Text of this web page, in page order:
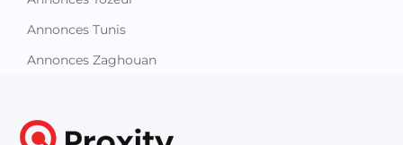
Annonces Tunis
Annonces Zaghouan